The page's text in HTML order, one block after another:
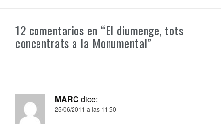
12 comentarios en “El diumenge, tots
concentrats a la Monumental”
MARC dice:
25/06/2011 a las 11:50